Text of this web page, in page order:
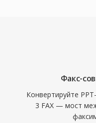
Факс-
Конвертируйте
3 FAX — мост